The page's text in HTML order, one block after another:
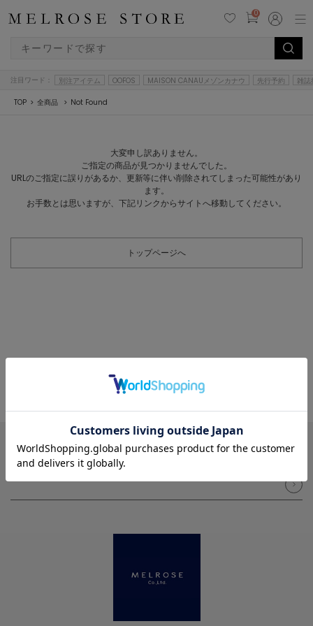
0
注目ワード： 別注アイテム OOFOS MAISON CANAUメゾンカナウ 先行予約 雑誌
TOP 全商品 Not Found
大変申し訳ありません。
ご指定の商品が見つかりませんでした。
URLのご指定に誤りがあるか、更新等に伴い削除されてしまった可能性があり
ます。
お手数とは思いますが、下記リンクからサイトへ移動してください。
トップページへ
NEWSLETTER メルマガ登録